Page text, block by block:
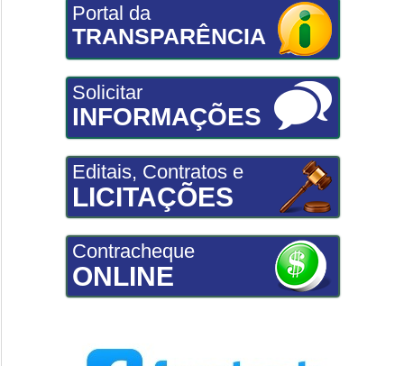
Portal da
TRANSPARÊNCIA
Solicitar
INFORMAÇÕES
Editais, Contratos e
LICITAÇÕES
Contracheque
ONLINE